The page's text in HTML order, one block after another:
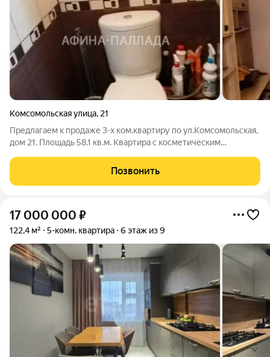
Комсомольская улица, 21
Предлагаем к продаже 3-х ком.квартиру по ул.Комсомольская,
дом 21. Площадь 58.1 кв.м. Квартира с косметическим
двери. Стены ровные, полы залиты. Сантехника и электрика
поменяны. Туалет и ванная
Позвонить
17 000 000 ₽
122,4 м² 5-комн. квартира 6 этаж из 9